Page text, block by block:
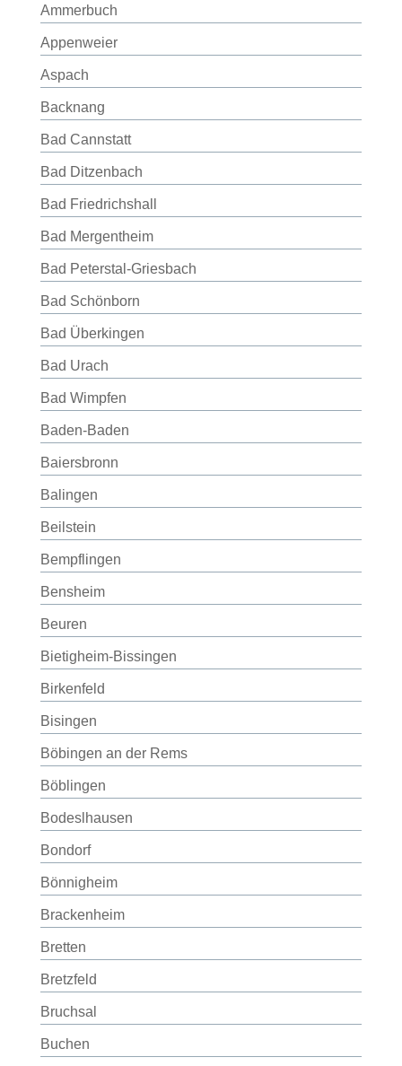
Ammerbuch
Appenweier
Aspach
Backnang
Bad Cannstatt
Bad Ditzenbach
Bad Friedrichshall
Bad Mergentheim
Bad Peterstal-Griesbach
Bad Schönborn
Bad Überkingen
Bad Urach
Bad Wimpfen
Baden-Baden
Baiersbronn
Balingen
Beilstein
Bempflingen
Bensheim
Beuren
Bietigheim-Bissingen
Birkenfeld
Bisingen
Böbingen an der Rems
Böblingen
Bodeslhausen
Bondorf
Bönnigheim
Brackenheim
Bretten
Bretzfeld
Bruchsal
Buchen